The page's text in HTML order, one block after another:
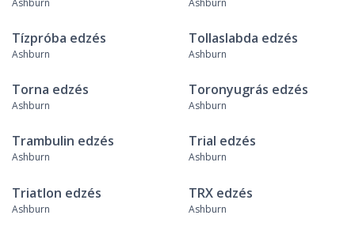
Tízpróba edzés
Ashburn
Tollaslabda edzés
Ashburn
Torna edzés
Ashburn
Toronyugrás edzés
Ashburn
Trambulin edzés
Ashburn
Trial edzés
Ashburn
Triatlon edzés
Ashburn
TRX edzés
Ashburn